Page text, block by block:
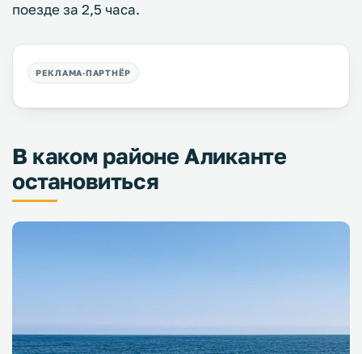
поезде за 2,5 часа.
В каком районе Аликанте
остановиться